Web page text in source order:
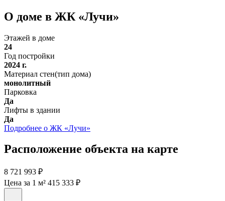
О доме в ЖК «Лучи»
Этажей в доме
24
Год постройки
2024 г.
Материал стен(тип дома)
монолитный
Парковка
Да
Лифты в здании
Да
Подробнее о ЖК «Лучи»
Расположение объекта на карте
8 721 993 ₽
Цена за 1 м² 415 333 ₽